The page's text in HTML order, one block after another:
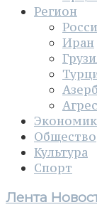
Регион
Иран
Общество
Культура
Спорт
Лента